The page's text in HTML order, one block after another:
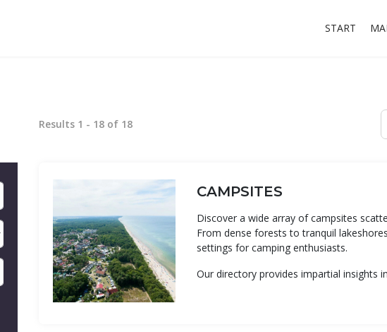
START
Results 1 - 18 of 18
CAMPSITES
Discover a wide array of campsites
From dense forests to tranquil
settings for camping enthusiasts.
Our directory provides impartial insights